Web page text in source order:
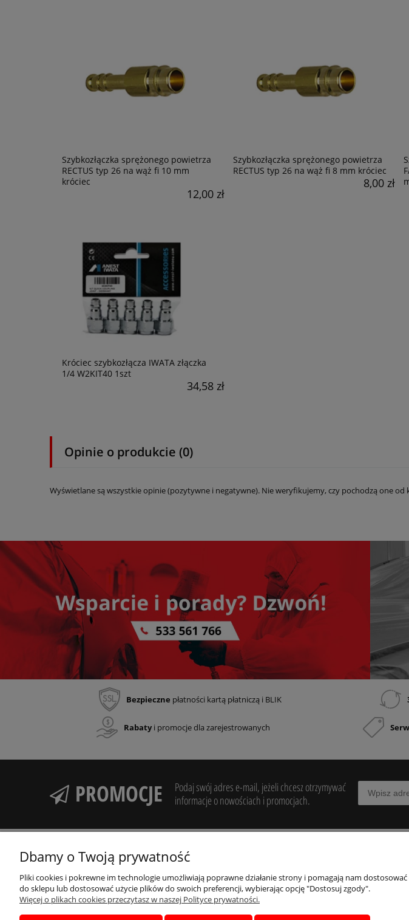
Szybkozłączka sprężonego powietrza
RECTUS typ 26 na wąż fi 10 mm
króciec
12,00 zł
Szybkozłączka sprężonego powietrza
RECTUS typ 26 na wąż fi 8 mm króciec
8,00 zł
Króciec szybkozłącza IWATA złączka
1/4 W2KIT40 1szt
34,58 zł
Opinie o produkcie (0)
Wyświetlane są wszystkie opinie (pozytywne i negatywne). Nie weryfikujemy, czy pochodzą one
Bezpieczne płatności kartą płatniczą i BLIK
Rabatyi promocje dla zarejestrowanych
PROMOCJE
Podaj swój adres e-mail, jeżeli chcesz otrzymywać
informacje o nowościach i promocjach.
O NAS
O firmie
Kontakt i pomoc
MOJE KONTO
Przechowalnia
Ustawienia konta
Gwarancja
Dbamy o Twoją prywatność
Pliki cookies i pokrewne im technologie umożliwiają poprawne działanie strony i pomagają nam
do sklepu lub dostosować użycie plików do swoich preferencji, wybierając opcję "Dostosuj zgody".
Więcej o plikach cookies przeczytasz w naszej Polityce prywatności.